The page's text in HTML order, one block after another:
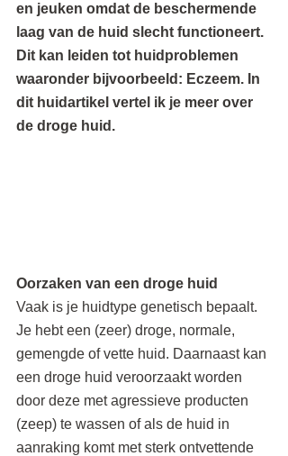
en jeuken omdat de beschermende
laag van de huid slecht functioneert.
Dit kan leiden tot huidproblemen
waaronder bijvoorbeeld: Eczeem. In
dit huidartikel vertel ik je meer over
de droge huid.
Oorzaken van een droge huid
Vaak is je huidtype genetisch bepaalt.
Je hebt een (zeer) droge, normale,
gemengde of vette huid. Daarnaast kan
een droge huid veroorzaakt worden
door deze met agressieve producten
(zeep) te wassen of als de huid in
aanraking komt met sterk ontvettende